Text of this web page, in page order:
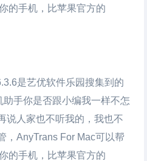
的手机，比苹果官方的
是艺优软件乐园搜集到的
手你是否跟小编我一样不怎
说人家也不听我的，我也不
，AnyTrans For Mac可以帮
的手机，比苹果官方的